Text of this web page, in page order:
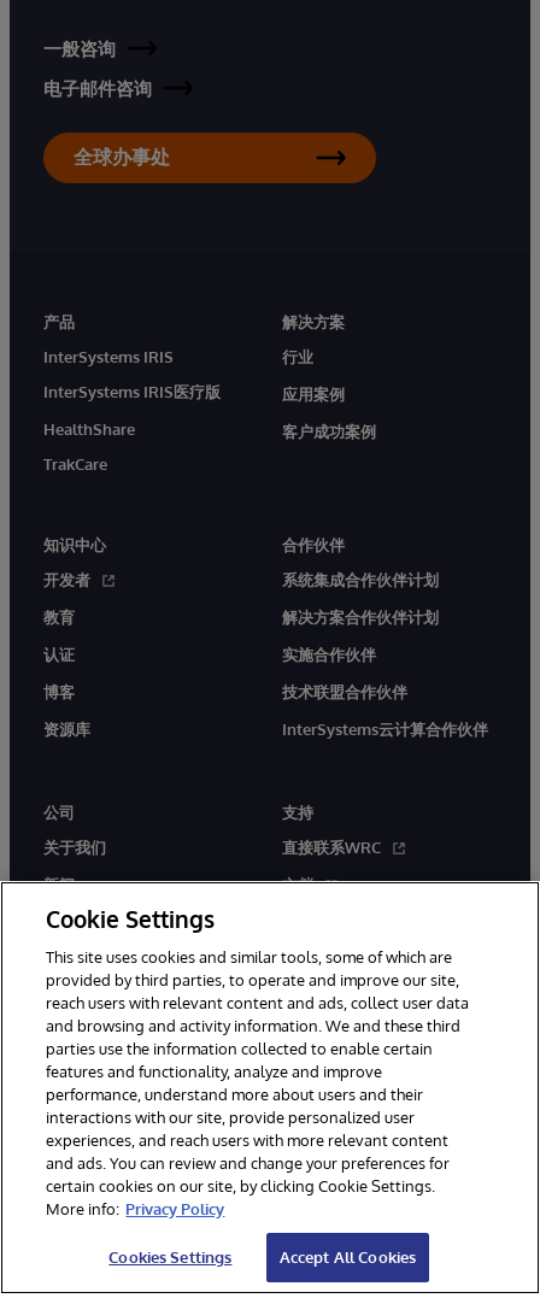
一般咨询
电子邮件咨询
全球办事处
产品
InterSystems IRIS
InterSystems IRIS医疗版
HealthShare
TrakCare
解决方案
行业
应用案例
客户成功案例
知识中心
开发者
教育
认证
博客
资源库
合作伙伴
系统集成合作伙伴计划
解决方案合作伙伴计划
实施合作伙伴
技术联盟合作伙伴
InterSystems云计算合作伙伴
公司
关于我们
新闻
活动
工作机会
支持
直接联系WRC
文档
© 1996-2026 InterSystems Corporation, Boston, MA. 系联软件（北
京）有限公司 版权所有。京ICP备2021005331号
通知/条款和条件 隐私声明 保证 无障碍
Cookie Settings
This site uses cookies and similar tools, some of which are
provided by third parties, to operate and improve our site,
reach users with relevant content and ads, collect user data
and browsing and activity information. We and these third
parties use the information collected to enable certain
features and functionality, analyze and improve
performance, understand more about users and their
interactions with our site, provide personalized user
experiences, and reach users with more relevant content
and ads. You can review and change your preferences for
certain cookies on our site, by clicking Cookie Settings.
More info: Privacy Policy
Cookies Settings Accept All Cookies